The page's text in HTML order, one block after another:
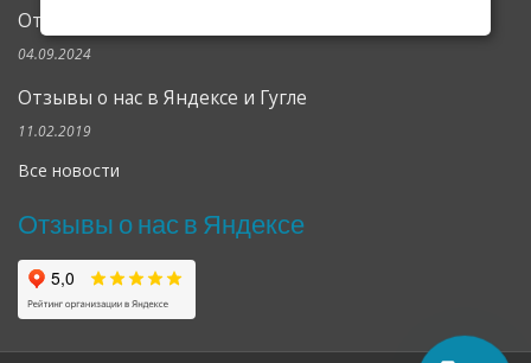
Открылся клубный сервис Geely в Петербурге
04.09.2024
Отзывы о нас в Яндексе и Гугле
11.02.2019
Все новости
Отзывы о нас в Яндексе